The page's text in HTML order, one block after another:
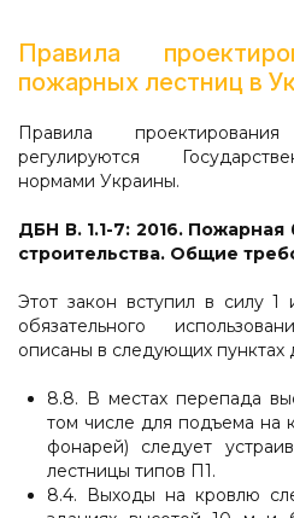
Правила
пожарных лестниц в
Правила
регулируются
нормами Украины.
ДБН В. 1.1-7: 2016. Пожарная
строительства. Общие
Этот закон вступил в силу
обязательного
описаны в следующих
8.8. В местах перепада
том числе для подъема на
фонарей) следует
лестницы типов П1.
8.4. Выходы на кровлю